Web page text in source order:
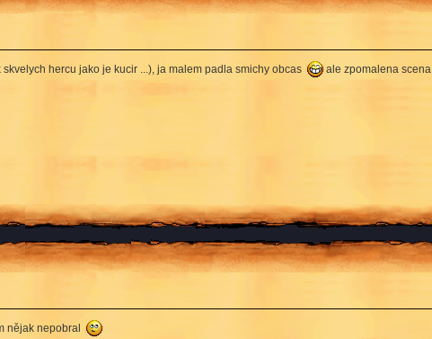
hercu jako je kucir ...), ja malem padla smichy obcas ale zpomalena scena
nějak nepobral